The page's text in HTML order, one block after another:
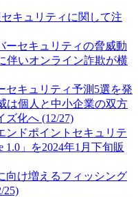
キュリティに関して注
ーセキュリティの脅威動
いオンライン詐欺が横
セキュリティ予測5選を発
個人と中小企業の双方
ズ化へ (12/27)
ンドポイントセキュリテ
1.0」を2024年1月下旬販
向け増えるフィッシング
25)